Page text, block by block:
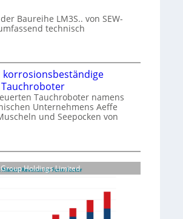
Baureihe LM3S.. von SEW-
technisch
Tauchroboter namens
Unternehmens Aeffe
und Seepocken von
Holdings Limited